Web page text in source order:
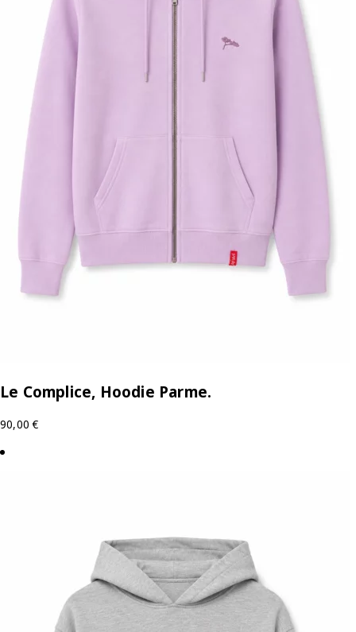
Le Complice, Hoodie Parme.
90,00€